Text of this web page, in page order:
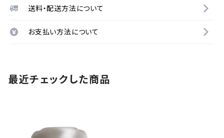
送料・配送方法について
お支払い方法について
最近チェックした商品